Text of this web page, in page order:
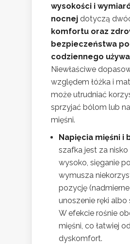
wysokości i
nocnej dotyczą
komfortu oraz
bezpieczeństwa
codziennego
Niewłaściwe
względem łóżka i
może utrudniać
sprzyjać bólom lub
mięśni.
Napięcia mięśni i
szafka jest za
wysoko, sięganie
wymusza
pozycję (nadmierne
unoszenie ręki albo
W efekcie rośnie
mięśni, co łatwiej
dyskomfort.